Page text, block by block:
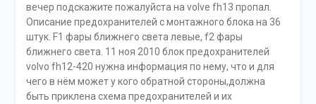
вечер подскажите пожалуйста на volve fh13 пропал.
Описание предохранителей с монтажного блока на 36
штук. F1 фары ближнего света левые, f2 фары
ближнего света. 11 ноя 2010 блок предохранителей
volvo fh12-420 нужна информация по нему, что и для
чего в нём может у кого обратной стороны,должна
быть приклена схема предохранителей и их